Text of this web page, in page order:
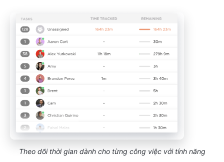
Theo dõi thời gian dành cho từng công việc với tính năng